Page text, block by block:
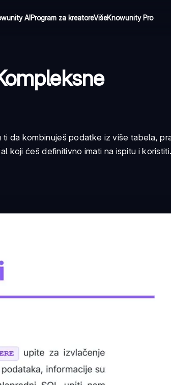
AIProgram za kreatoreVišeKnowunity Pro
da kombinuješ podatke iz više tabela,
koji ćeš definitivno imati na ispitu i